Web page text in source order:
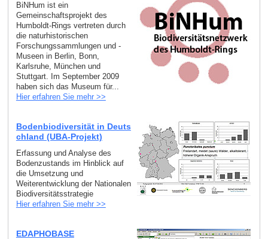
BiNHum ist ein
Gemeinschaftsprojekt des
Humboldt-Rings vertreten durch
die naturhistorischen
Forschungssammlungen und -
Museen in Berlin, Bonn,
Karlsruhe, München und
Stuttgart. Im September 2009
haben sich das Museum für...
Hier erfahren Sie mehr >>
Bodenbiodiversität in Deuts
chland (UBA-Projekt)
Erfassung und Analyse des
Bodenzustands im Hinblick auf
die Umsetzung und
Weiterentwicklung der Nationalen
Biodiversitätsstrategie
Hier erfahren Sie mehr >>
EDAPHOBASE